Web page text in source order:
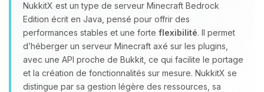
NukkitX est un type de serveur Minecraft Bedrock
Edition écrit en Java, pensé pour offrir des
performances stables et une forte flexibilité. Il permet
d’héberger un serveur Minecraft axé sur les plugins,
avec une API proche de Bukkit, ce qui facilite le portage
et la création de fonctionnalités sur mesure. NukkitX se
distingue par sa gestion légère des ressources, sa
Youpi, enfin quelqu’un pour me
parler ! Moi c’est Choupy, ton petit
assistant BoxToPlay. Dis-moi ce dont
tu as besoin et je vais remuer mes
petits circuits pour t’aider.
05/08/2026 à 22:32